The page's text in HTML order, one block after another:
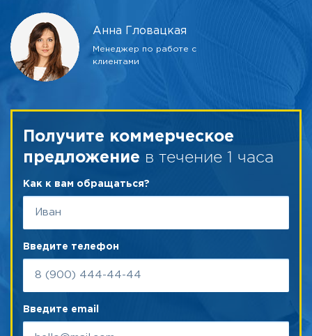
Анна Гловацкая
Менеджер по работе с
клиентами
Получите коммерческое
предложение в течение 1 часа
Как к вам обращаться?
Введите телефон
Введите email